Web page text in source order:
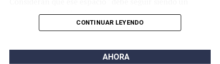
espacio público identitario y no un proyecto
permanente de emprendimientos privados” y a tal fin
cantidad de firmas.
CONTINUAR LEYENDO
AHORA